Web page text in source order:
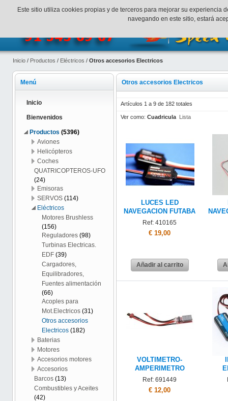
¡Bienvenidos a SpeedHobbys! Mi cuenta Finalizar
Inicio / Productos / Eléctricos / Otros accesorios Electricos
Otros accesorios Electricos
Artículos 1 a 9 de 182 totales
Ver como: Cuadricula Lista
LUCES LED
NAVEGACION FUTABA
Ref: 410165
€ 19,00
Añadir al carrito
VOLTIMETRO-
AMPERIMETRO
Ref: 691449
€ 12,00
Menú
Inicio
Bienvenidos
Productos (5396)
Aviones
Helicópteros
Coches
QUATRICOPTEROS-UFO
(24)
Emisoras
SERVOS (114)
Eléctricos
Motores Brushless
(156)
Reguladores (98)
Turbinas Electricas.
EDF (39)
Cargadores,
Equilibradores,
Fuentes alimentación
(66)
Acoples para
Mot.Electricos (31)
Otros accesorios
Electricos (182)
Baterias
Motores
Accesorios motores
Accesorios
Barcos (13)
Combustibles y Aceites
(42)
Este sitio utiliza cookies propias y de terceros para mejorar su
navegando en este sitio, estará